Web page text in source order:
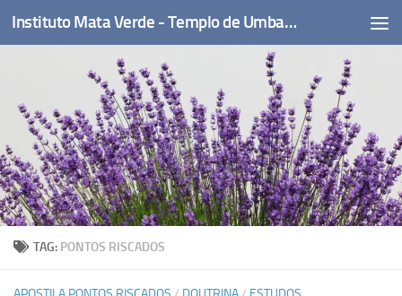
Skip to content Instituto Mata Verde - Templo de Umbanda
TAG: PONTOS RISCADOS